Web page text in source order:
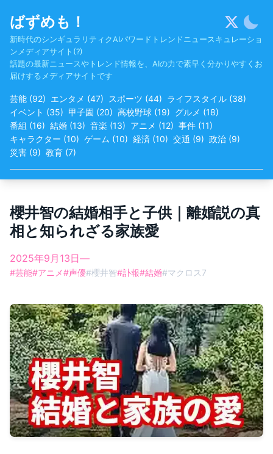
content
ばずめも！
新時代のシンギュラリティクAIパワードトレンドニュースキュレーショ
ンメディアサイト(?)
話題の最新ニュースやトレンド情報を、AIの力で素早く分かりやすくお
届けするメディアサイトです
芸能 (92) エンタメ (47) スポーツ (44) ライフスタイル (38)
イベント (35) 甲子園 (20) 高校野球 (19) グルメ (18)
番組 (16) 結婚 (13) 音楽 (13) アニメ (12) 事件 (11)
キャラクター (10) ゲーム (10) 経済 (10) 交通 (9) 政治 (9)
災害 (9) 教育 (7)
櫻井智の結婚相手と子供｜離婚説の真
相と知られざる家族愛
2025年9月13日—
#芸能#アニメ#声優#櫻井智#訃報#結婚#マクロス7